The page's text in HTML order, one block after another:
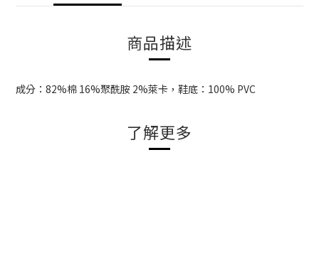
商品描述
成分：82%棉 16%聚酰胺 2%萊卡，鞋底：100% PVC
了解更多